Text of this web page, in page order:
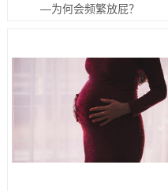
—为何会频繁放屁？